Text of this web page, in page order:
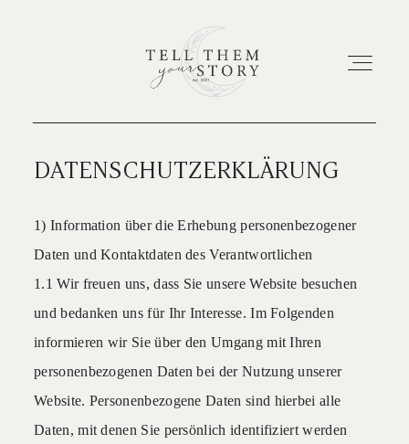
HOME
EUER ABENTEUER
DATENSCHUTZERKLÄRUNG
1) Information über die Erhebung personenbezogener
Daten und Kontaktdaten des Verantwortlichen
1.1 Wir freuen uns, dass Sie unsere Website besuchen
und bedanken uns für Ihr Interesse. Im Folgenden
informieren wir Sie über den Umgang mit Ihren
personenbezogenen Daten bei der Nutzung unserer
Website. Personenbezogene Daten sind hierbei alle
Daten, mit denen Sie persönlich identifiziert werden